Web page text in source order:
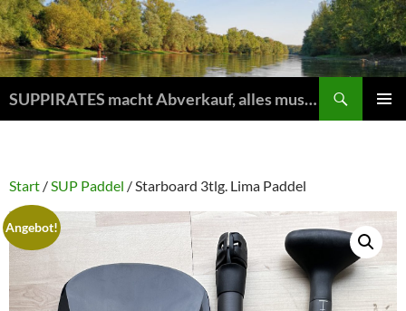
Zum
Inhalt
springen
SUPPIRATES macht Abverkauf, alles muss raus
Start /SUP Paddel / Starboard 3tlg. Lima Paddel
Angebot!